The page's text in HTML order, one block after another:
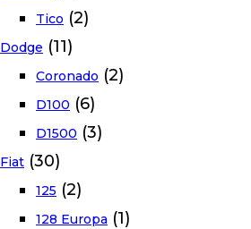
Tico (2)
Dodge (11)
Coronado (2)
D100 (6)
D1500 (3)
Fiat (30)
125 (2)
128 Europa (1)